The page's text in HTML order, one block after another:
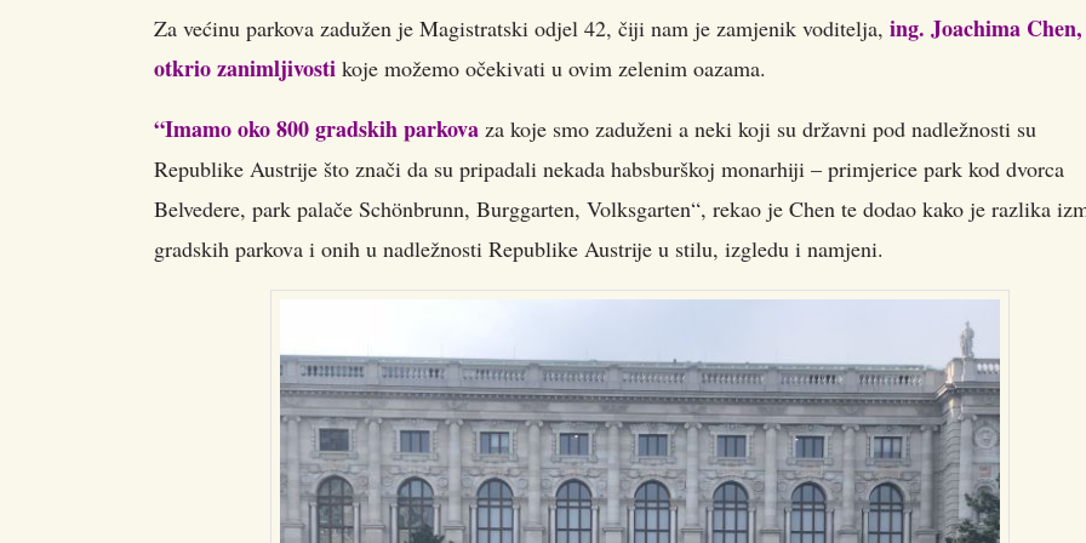
Za većinu parkova zadužen je Magistratski odjel 42, čiji nam je zamjenik voditelja, ing. Joachima Chen,
otkrio zanimljivosti koje možemo očekivati u ovim zelenim oazama.
“Imamo oko 800 gradskih parkova za koje smo zaduženi a neki koji su državni pod nadležnosti su
Republike Austrije što znači da su pripadali nekada habsburškoj monarhiji – primjerice park kod dvorca
Belvedere, park palače Schönbrunn, Burggarten, Volksgarten“, rekao je Chen te dodao kako je razlika
gradskih parkova i onih u nadležnosti Republike Austrije u stilu, izgledu i namjeni.